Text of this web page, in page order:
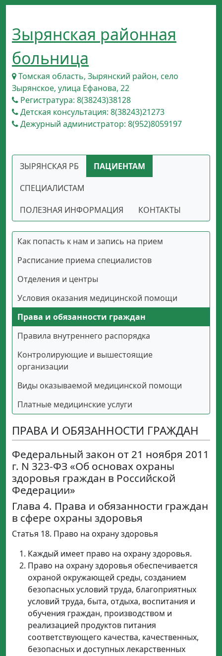
Зырянская районная
больница
Томская область, Зырянский район, село
Зырянское, улица Ефанова, 22
Регистратура: 8(38243)38128
Детская консультация: 8(38243)21273
Дежурный администратор: 8(952)8059197
ЗЫРЯНСКАЯ РБ
ПАЦИЕНТАМ
СПЕЦИАЛИСТАМ
ПОЛЕЗНАЯ ИНФОРМАЦИЯ
КОНТАКТЫ
Как попасть к нам и запись на прием
Расписание приема специалистов
Отделения и центры
Условия оказания медицинской помощи
Права и обязанности граждан
Правила внутреннего распорядка
Контролирующие и вышестоящие
организации
Виды оказываемой медицинской помощи
Платные медицинские услуги
ПРАВА И ОБЯЗАННОСТИ ГРАЖДАН
Федеральный закон от 21 ноября 2011
г. N 323-ФЗ «Об основах охраны
здоровья граждан в Российской
Федерации»
Глава 4. Права и обязанности граждан
в сфере охраны здоровья
Статья 18. Право на охрану здоровья
Каждый имеет право на охрану здоровья.
Право на охрану здоровья обеспечивается
охраной окружающей среды, созданием
безопасных условий труда, благоприятных
условий труда, быта, отдыха, воспитания и
обучения граждан, производством и
реализацией продуктов питания
соответствующего качества, качественных,
безопасных и доступных лекарственных